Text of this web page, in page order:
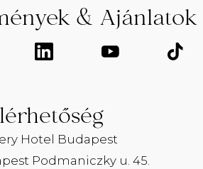
& Ajánlatok
Hotel Budapest
Podmaniczky u. 45.